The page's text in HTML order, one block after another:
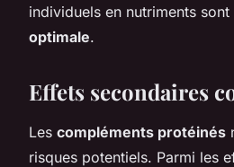
individuels en nutriments
optimale.
Effets secondaires
Les compléments protéinés
risques potentiels. Parmi les